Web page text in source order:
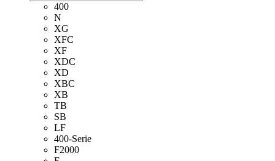
400
N
XG
XFC
XF
XDC
XD
XBC
XB
TB
SB
LF
400-Serie
F2000